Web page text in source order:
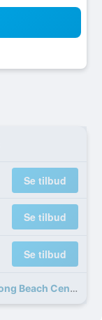
Se tilbud
Se tilbud
Se tilbud
41 flere Holiday Inn Express Phuket Patong Beach Central, An IHG Hotel (Sha Plus+) tilbud